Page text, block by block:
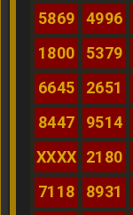
5869
4996
1800
5379
6645
2651
8447
9514
XXXX 2180
7118
8931